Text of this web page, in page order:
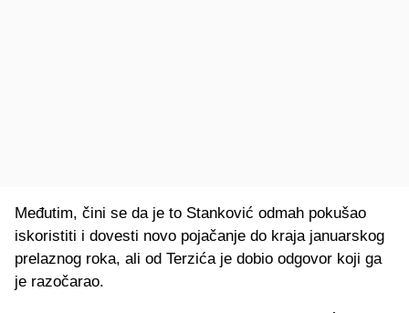
Međutim, čini se da je to Stanković odmah pokušao
iskoristiti i dovesti novo pojačanje do kraja januarskog
prelaznog roka, ali od Terzića je dobio odgovor koji ga
je razočarao.